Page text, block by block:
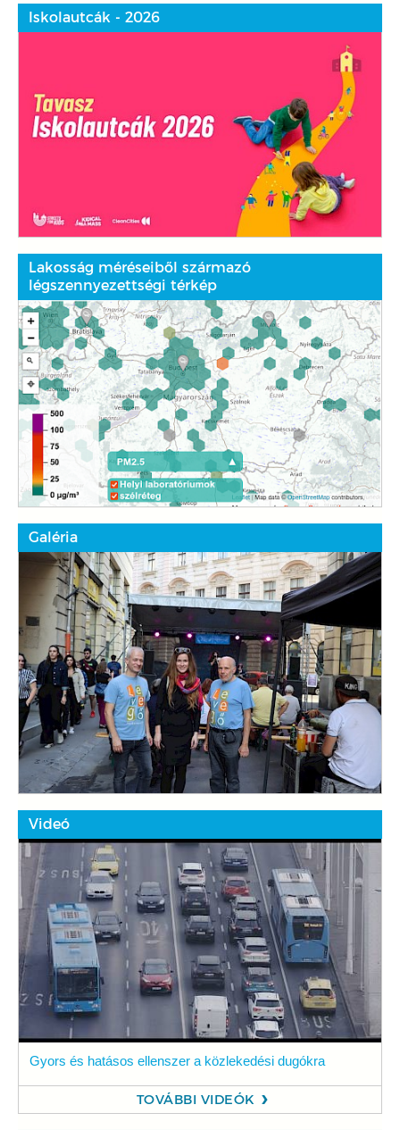
Iskolautcák - 2026
Lakosság méréseiből származó
légszennyezettségi térkép
Galéria
Videó
Gyors és hatásos ellenszer a közlekedési dugókra
TOVÁBBI VIDEÓK